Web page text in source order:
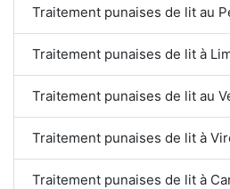
Traitement punaises de lit au
Traitement punaises de lit à
Traitement punaises de lit au
Traitement punaises de lit à
Traitement punaises de lit à